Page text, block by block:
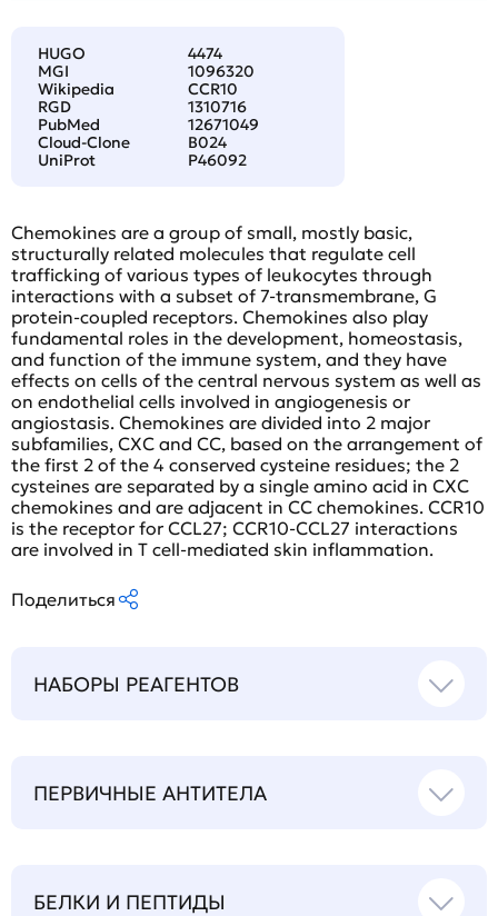
HUGO
4474
MGI
1096320
Wikipedia
CCR10
RGD
1310716
PubMed
12671049
Cloud-Clone
B024
UniProt
P46092
Chemokines are a group of small, mostly basic,
structurally related molecules that regulate cell
trafficking of various types of leukocytes through
interactions with a subset of 7-transmembrane, G
protein-coupled receptors. Chemokines also play
fundamental roles in the development, homeostasis,
and function of the immune system, and they have
effects on cells of the central nervous system as well as
on endothelial cells involved in angiogenesis or
angiostasis. Chemokines are divided into 2 major
subfamilies, CXC and CC, based on the arrangement of
the first 2 of the 4 conserved cysteine residues; the 2
cysteines are separated by a single amino acid in CXC
chemokines and are adjacent in CC chemokines. CCR10
is the receptor for CCL27; CCR10-CCL27 interactions
are involved in T cell-mediated skin inflammation.
Поделиться
НАБОРЫ РЕАГЕНТОВ
ПЕРВИЧНЫЕ АНТИТЕЛА
БЕЛКИ И ПЕПТИДЫ